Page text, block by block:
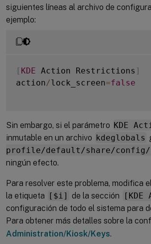
siguientes líneas al archivo de
ejemplo:
[ KDE Action Restrictions ]
action/lock_screen=false
Sin embargo, si el parámetro KDE
inmutable en un archivo kdeglobals
profile/default/share/config/
ningún efecto.
Para resolver este problema, modifica
la etiqueta [$i] de la sección
configuración de todo el sistema para
Para obtener más detalles sobre la
Administration/Kiosk/Keys.